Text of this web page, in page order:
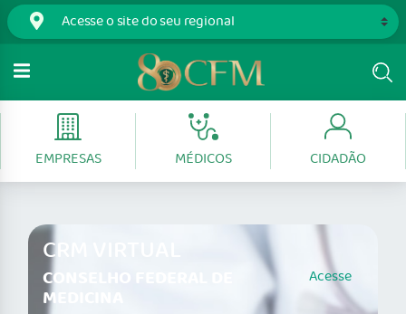
EMPRESAS MÉDICOS CIDADÃO
CRM VIRTUAL
CONSELHO FEDERAL DE
MEDICINA
Acesse